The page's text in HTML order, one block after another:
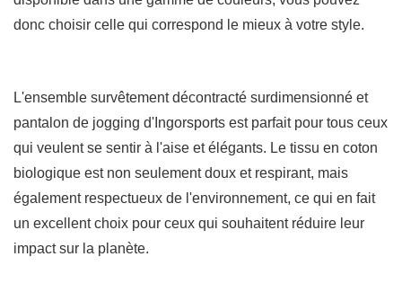
donc choisir celle qui correspond le mieux à votre style.
L'ensemble survêtement décontracté surdimensionné et
pantalon de jogging d'Ingorsports est parfait pour tous ceux
qui veulent se sentir à l'aise et élégants. Le tissu en coton
biologique est non seulement doux et respirant, mais
également respectueux de l'environnement, ce qui en fait
un excellent choix pour ceux qui souhaitent réduire leur
impact sur la planète.